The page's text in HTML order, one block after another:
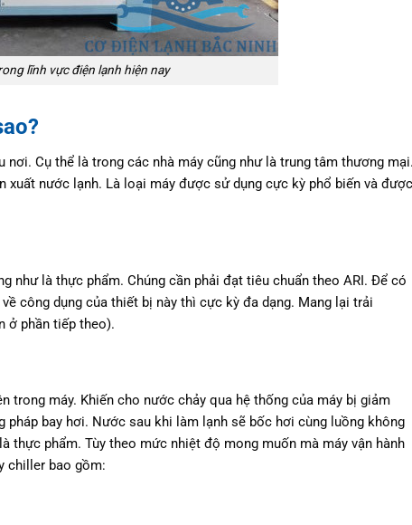
lĩnh vực điện lạnh hiện nay
Cụ thể là trong các nhà máy cũng như là trung tâm thương mại.
nước lạnh. Là loại máy được sử dụng cực kỳ phổ biến và được
như là thực phẩm. Chúng cần phải đạt tiêu chuẩn theo ARI. Để có
công dụng của thiết bị này thì cực kỳ đa dạng. Mang lại trải
ở phần tiếp theo).
máy. Khiến cho nước chảy qua hệ thống của máy bị giảm
bay hơi. Nước sau khi làm lạnh sẽ bốc hơi cùng luồng không
thực phẩm. Tùy theo mức nhiệt độ mong muốn mà máy vận hành
chiller bao gồm: